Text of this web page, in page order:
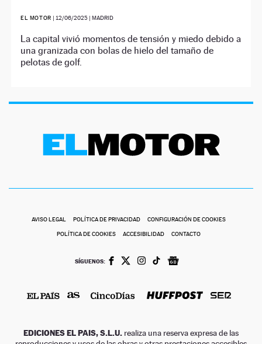
EL MOTOR | 12/06/2025| MADRID
La capital vivió momentos de tensión y miedo debido a
una granizada con bolas de hielo del tamaño de
pelotas de golf.
AVISO LEGAL POLÍTICA DE PRIVACIDAD CONFIGURACIÓN DE COOKIES
POLÍTICA DE COOKIES ACCESIBILIDAD CONTACTO
SÍGUENOS:
EDICIONES EL PAIS, S.L.U. realiza una reserva expresa de las